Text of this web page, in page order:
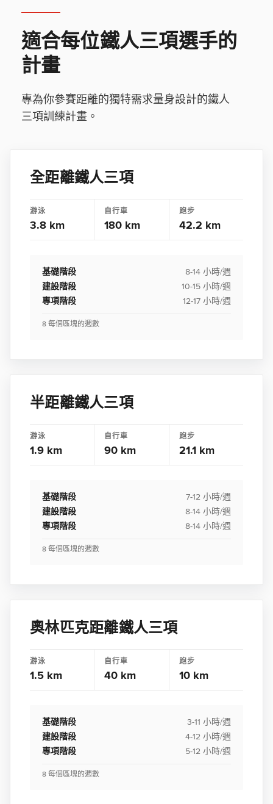
適合每位鐵人三項選手的
計畫
專為你參賽距離的獨特需求量身設計的鐵人
三項訓練計畫。
全距離鐵人三項
游泳
3.8 km
自行車
180 km
跑步
42.2 km
基礎階段
8-14 小時/週
建設階段
10-15 小時/週
專項階段
12-17 小時/週
8 每個區塊的週數
半距離鐵人三項
游泳
1.9 km
自行車
90 km
跑步
21.1 km
基礎階段
7-12 小時/週
建設階段
8-14 小時/週
專項階段
8-14 小時/週
8 每個區塊的週數
奧林匹克距離鐵人三項
游泳
1.5 km
自行車
40 km
跑步
10 km
基礎階段
3-11 小時/週
建設階段
4-12 小時/週
專項階段
5-12 小時/週
8 每個區塊的週數